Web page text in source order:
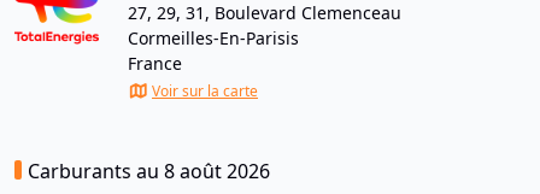
27, 29, 31, Boulevard Clemenceau
Cormeilles-En-Parisis
France
Voir sur la carte
Carburants au 8 août 2026